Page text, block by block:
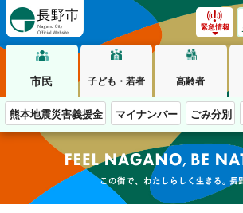
緊急情報
市民 子ども・若者 高齢者
熊本地震災害義援金 マイナンバー ごみ分別
この街で、わたしらしく生きる